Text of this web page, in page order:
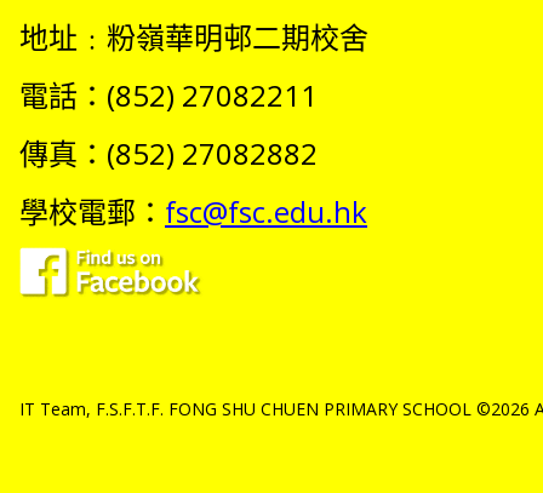
地址﹕粉嶺華明邨二期校舍
電話：(852) 27082211
傳真：(852) 27082882
學校電郵： fsc@fsc.edu.hk
IT Team, F.S.F.T.F. FONG SHU CHUEN PRIMARY SCHOOL ©2026